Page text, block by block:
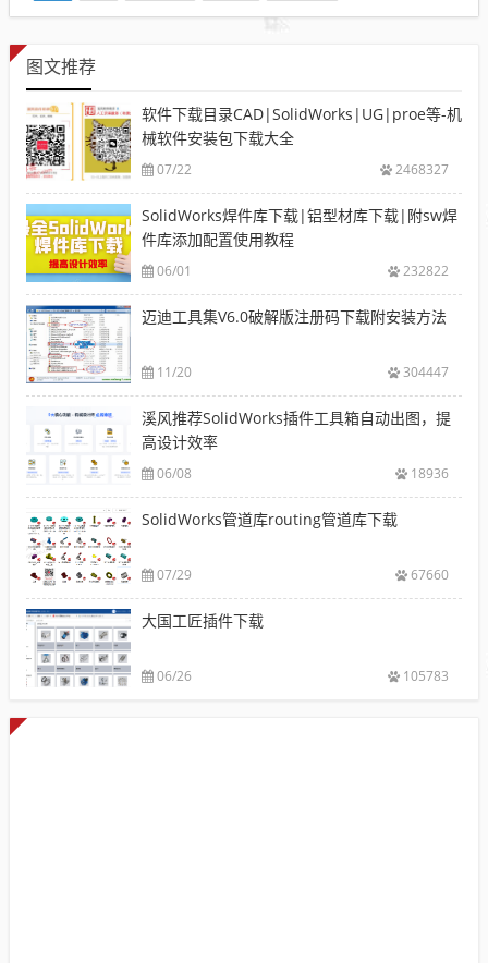
图文推荐
软件下载目录CAD|SolidWorks|UG|proe等-机
械软件安装包下载大全
07/22 2468327
SolidWorks焊件库下载|铝型材库下载|附sw焊
件库添加配置使用教程
06/01 232822
迈迪工具集V6.0破解版注册码下载附安装方法
11/20 304447
溪风推荐SolidWorks插件工具箱自动出图，提
高设计效率
06/08 18936
SolidWorks管道库routing管道库下载
07/29 67660
大国工匠插件下载
06/26 105783